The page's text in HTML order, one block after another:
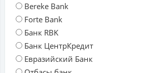
Bereke Bank
Forte Bank
Банк RBK
Банк ЦентрКредит
Евразийский Банк